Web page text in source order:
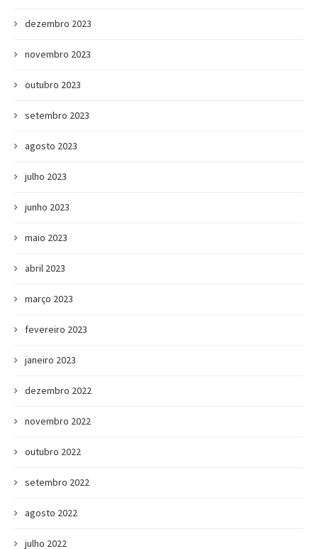
dezembro 2023
novembro 2023
outubro 2023
setembro 2023
agosto 2023
julho 2023
junho 2023
maio 2023
abril 2023
março 2023
fevereiro 2023
janeiro 2023
dezembro 2022
novembro 2022
outubro 2022
setembro 2022
agosto 2022
julho 2022